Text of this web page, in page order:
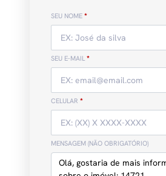
SEU NOME *
SEU E-MAIL *
CELULAR *
MENSAGEM (NÃO OBRIGATÓRIO)